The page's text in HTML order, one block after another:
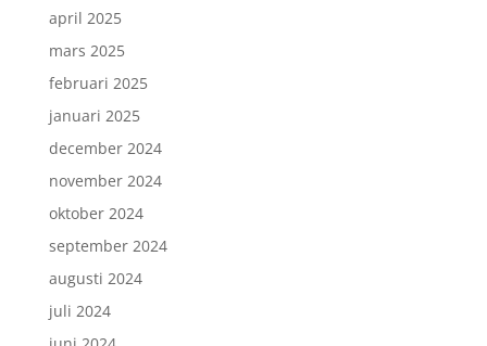
april 2025
mars 2025
februari 2025
januari 2025
december 2024
november 2024
oktober 2024
september 2024
augusti 2024
juli 2024